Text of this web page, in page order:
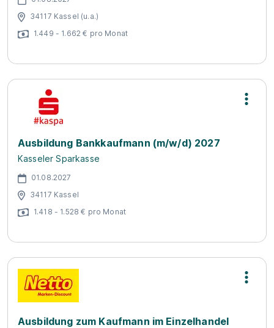
34117 Kassel (u.a.)
1.449 - 1.662 € pro Monat
Ausbildung Bankkaufmann (m/w/d) 2027
Kasseler Sparkasse
01.08.2027
34117 Kassel
1.418 - 1.528 € pro Monat
Ausbildung zum Kaufmann im Einzelhandel